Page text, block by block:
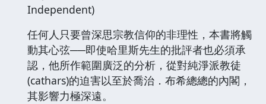
Independent)
任何人只要曾深思宗教信仰的非理性，本書將觸
動其心弦──即使哈里斯先生的批評者也必須承
認，他所作範圍廣泛的分析，從對純淨派教徒
(cathars)的迫害以至於喬治．布希總總的內閣，
其影響力極深遠。